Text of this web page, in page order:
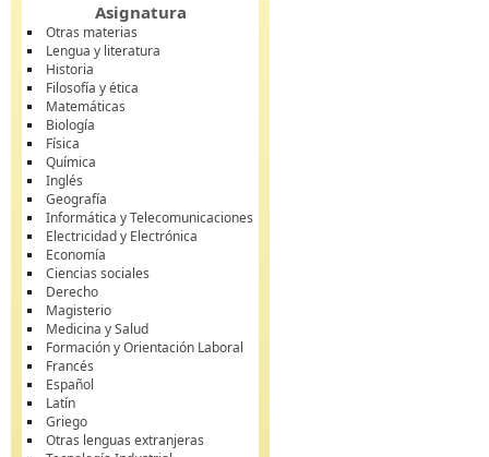
Asignatura
Otras materias
Lengua y literatura
Historia
Filosofía y ética
Matemáticas
Biología
Física
Química
Inglés
Geografía
Informática y Telecomunicaciones
Electricidad y Electrónica
Economía
Ciencias sociales
Derecho
Magisterio
Medicina y Salud
Formación y Orientación Laboral
Francés
Español
Latín
Griego
Otras lenguas extranjeras